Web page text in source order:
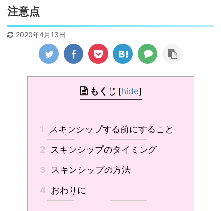
注意点
2020年4月13日
もくじ [hide]
1
スキンシップする前にすること
2
スキンシップのタイミング
3
スキンシップの方法
4 おわりに